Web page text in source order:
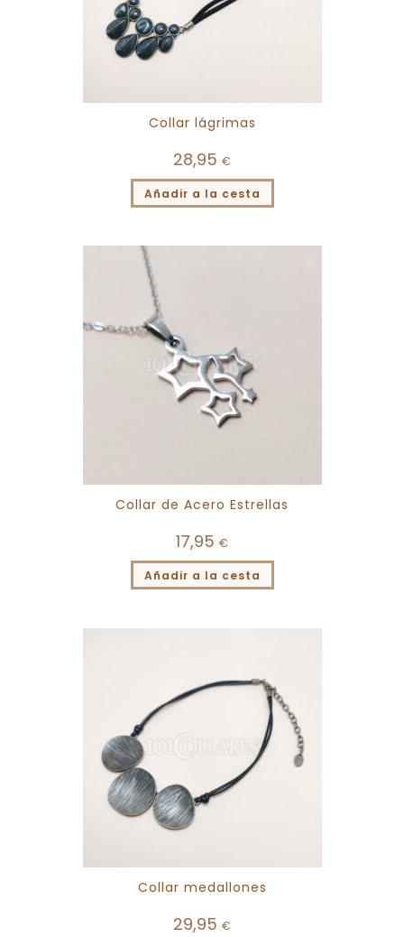
Collar lágrimas
28,95 €
Añadir a la cesta
Collar de Acero Estrellas
17,95 €
Añadir a la cesta
Collar medallones
29,95 €